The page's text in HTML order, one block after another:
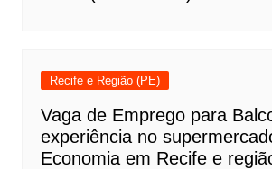
Recife e Região (PE)
Vaga de Emprego para
experiência no
Economia em Recife e